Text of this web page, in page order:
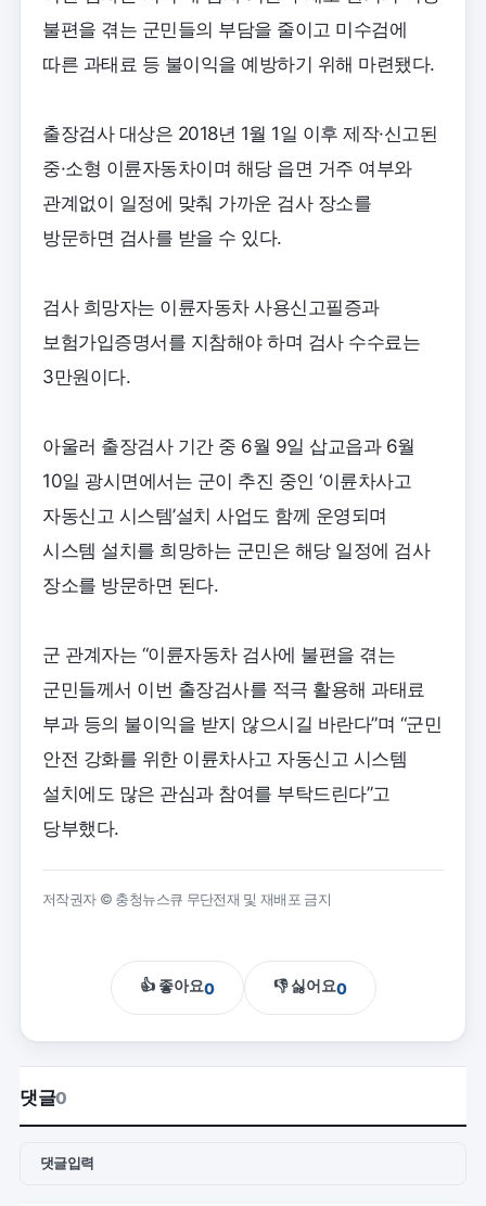
불편을 겪는 군민들의 부담을 줄이고 미수검에
따른 과태료 등 불이익을 예방하기 위해 마련됐다.
출장검사 대상은 2018년 1월 1일 이후 제작·신고된
중·소형 이륜자동차이며 해당 읍면 거주 여부와
관계없이 일정에 맞춰 가까운 검사 장소를
방문하면 검사를 받을 수 있다.
검사 희망자는 이륜자동차 사용신고필증과
보험가입증명서를 지참해야 하며 검사 수수료는
3만원이다.
아울러 출장검사 기간 중 6월 9일 삽교읍과 6월
10일 광시면에서는 군이 추진 중인 ‘이륜차사고
자동신고 시스템’설치 사업도 함께 운영되며
시스템 설치를 희망하는 군민은 해당 일정에 검사
장소를 방문하면 된다.
군 관계자는 “이륜자동차 검사에 불편을 겪는
군민들께서 이번 출장검사를 적극 활용해 과태료
부과 등의 불이익을 받지 않으시길 바란다”며 “군민
안전 강화를 위한 이륜차사고 자동신고 시스템
설치에도 많은 관심과 참여를 부탁드린다”고
당부했다.
저작권자 © 충청뉴스큐 무단전재 및 재배포 금지
👍 좋아요0 👎 싫어요0
댓글0
댓글입력